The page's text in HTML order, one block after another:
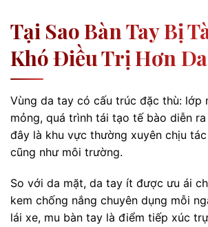
Tại Sao Bàn Tay Bị
Khó Điều Trị Hơn
Vùng da tay có cấu trúc đặc thù: lớp
mỏng, quá trình tái tạo tế bào diễn
đây là khu vực thường xuyên chịu
cũng như môi trường.
So với da mặt, da tay ít được ưu ái
kem chống nắng chuyên dụng mỗi
lái xe, mu bàn tay là điểm tiếp xúc